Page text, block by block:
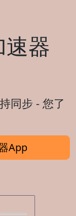
器
同步 - 您了
App